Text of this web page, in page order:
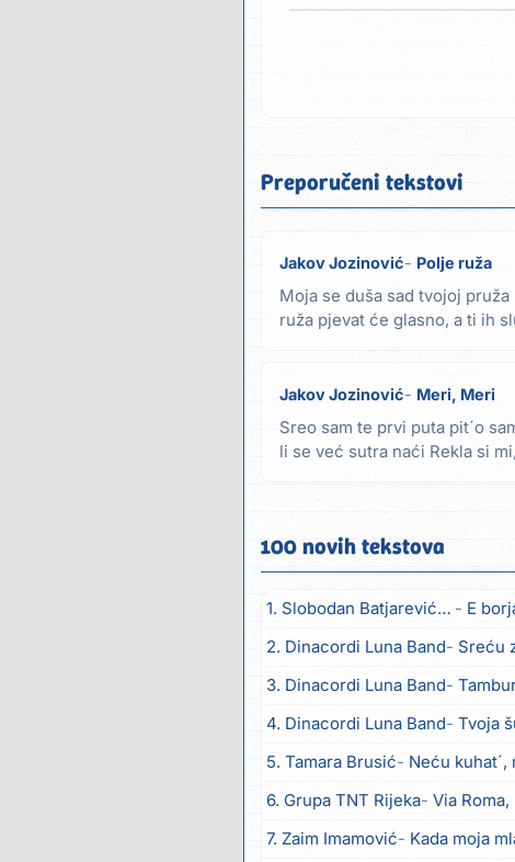
Preporučeni tekstovi
Jakov Jozinović Polje ruža
Moja se duša sad tvojoj
ruža pjevat će glasno, a ti ih
Jakov Jozinović Meri, Meri
Sreo sam te prvi puta pit´o
li se već sutra naći Rekla si
100 novih tekstova
1. Slobodan Batjarević Čobe E
2. Dinacordi Luna Band Sreću zovem
3. Dinacordi Luna Band
4. Dinacordi Luna Band Tvoja
5. Tamara Brusić Neću kuhat´,
6. Grupa TNT Rijeka Via
7. Zaim Imamović Kada moja